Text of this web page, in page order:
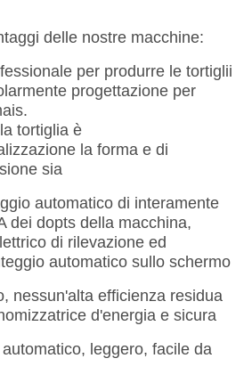
delle nostre macchine:
per produrre le tortiglii
progettazione per
tortiglia è
la forma e di
sia
automatico di interamente
dei dopts della macchina,
di rilevazione ed
automatico sullo schermo
nessun'alta efficienza residua
d'energia e sicura
leggero, facile da